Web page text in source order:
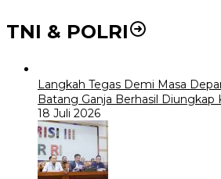
TNI & POLRI
Langkah Tegas Demi Masa
Batang Ganja Berhasil Diungkap
18 Juli 2026